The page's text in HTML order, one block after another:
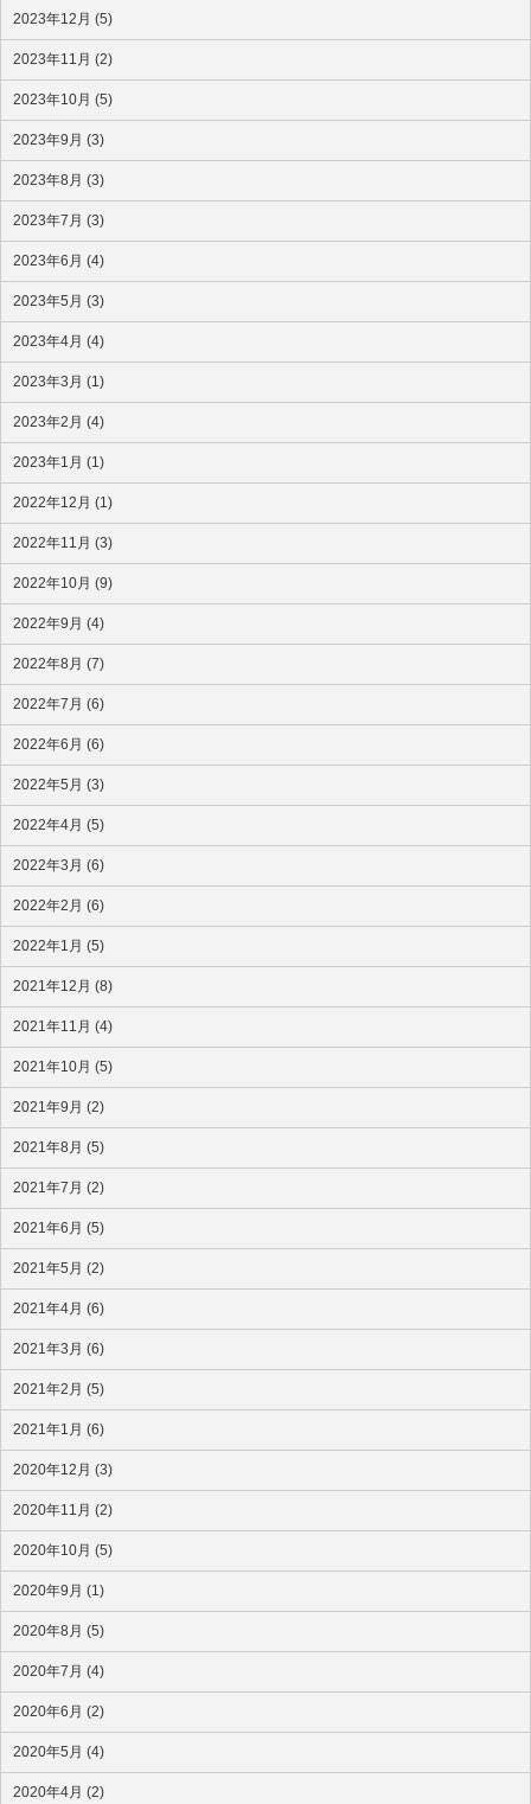
2023年12月 (5)
2023年11月 (2)
2023年10月 (5)
2023年9月 (3)
2023年8月 (3)
2023年7月 (3)
2023年6月 (4)
2023年5月 (3)
2023年4月 (4)
2023年3月 (1)
2023年2月 (4)
2023年1月 (1)
2022年12月 (1)
2022年11月 (3)
2022年10月 (9)
2022年9月 (4)
2022年8月 (7)
2022年7月 (6)
2022年6月 (6)
2022年5月 (3)
2022年4月 (5)
2022年3月 (6)
2022年2月 (6)
2022年1月 (5)
2021年12月 (8)
2021年11月 (4)
2021年10月 (5)
2021年9月 (2)
2021年8月 (5)
2021年7月 (2)
2021年6月 (5)
2021年5月 (2)
2021年4月 (6)
2021年3月 (6)
2021年2月 (5)
2021年1月 (6)
2020年12月 (3)
2020年11月 (2)
2020年10月 (5)
2020年9月 (1)
2020年8月 (5)
2020年7月 (4)
2020年6月 (2)
2020年5月 (4)
2020年4月 (2)